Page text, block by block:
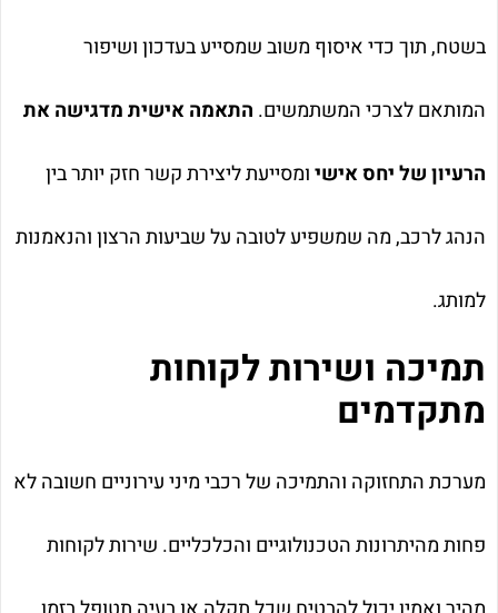
בשטח, תוך כדי איסוף משוב שמסייע בעדכון ושיפור
המותאם לצרכי המשתמשים. התאמה אישית מדגישה את
הרעיון של יחס אישיומסייעת ליצירת קשר חזק יותר בין
הנהג לרכב, מה שמשפיע לטובה על שביעות הרצון והנאמנות
למותג.
תמיכה ושירות לקוחות
מתקדמים
מערכת התחזוקה והתמיכה של רכבי מיני עירוניים חשובה לא
פחות מהיתרונות הטכנולוגיים והכלכליים. שירות לקוחות